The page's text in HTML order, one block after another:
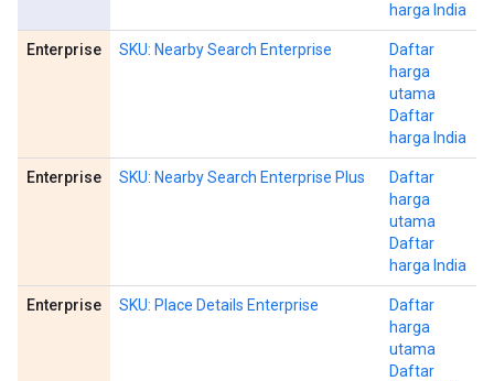
harga India
Enterprise SKU: Nearby Search Enterprise
Daftar
harga
utama
Daftar
harga India
Enterprise SKU: Nearby Search Enterprise Plus
Daftar
harga
utama
Daftar
harga India
Enterprise SKU: Place Details Enterprise
Daftar
harga
utama
Daftar